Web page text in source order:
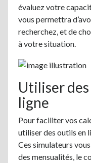
évaluez votre
vous permettra
recherchez, et de
à votre situation.
Utiliser
ligne
Pour faciliter vos
utiliser des outils en
Ces simulateurs
des mensualités, le